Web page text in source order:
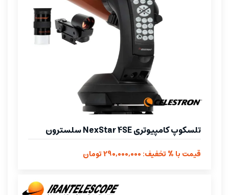
تلسکوپ کامپیوتری NexStar 4SE سلسترون
قیمت با % تخفیف: 290,000,000 تومان